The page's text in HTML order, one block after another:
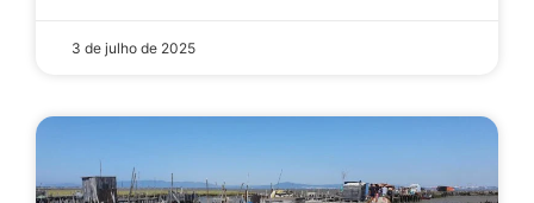
3 de julho de 2025